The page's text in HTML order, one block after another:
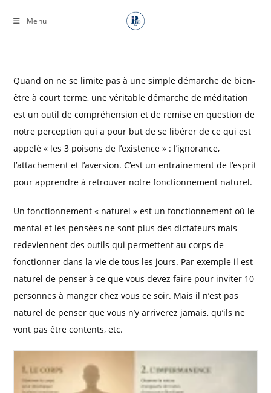
Menu
Quand on ne se limite pas à une simple démarche de bien-
être à court terme, une véritable démarche de méditation
est un outil de compréhension et de remise en question de
notre perception qui a pour but de se libérer de ce qui est
appelé « les 3 poisons de l’existence » : l’ignorance,
l’attachement et l’aversion. C’est un entrainement de l’esprit
pour apprendre à retrouver notre fonctionnement naturel.
Un fonctionnement « naturel » est un fonctionnement où le
mental et les pensées ne sont plus des dictateurs mais
redeviennent des outils qui permettent au corps de
fonctionner dans la vie de tous les jours. Par exemple il est
naturel de penser à ce que vous devez faire pour inviter 10
personnes à manger chez vous ce soir. Mais il n’est pas
naturel de penser que vous n’y arriverez jamais, qu’ils ne
vont pas être contents, etc.